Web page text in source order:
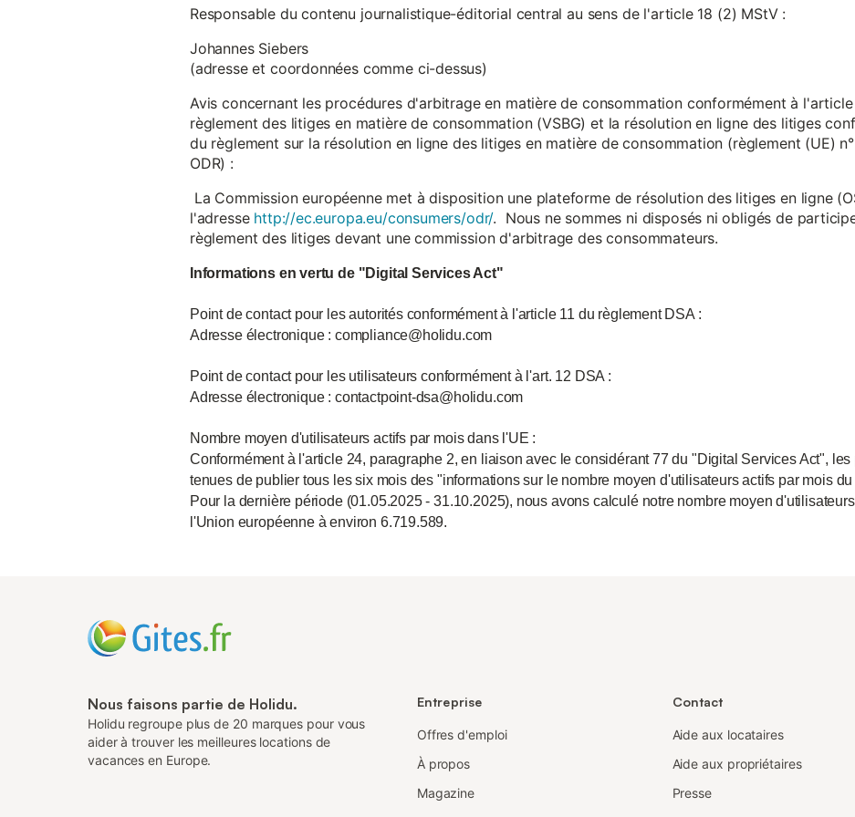
Responsable du contenu journalistique-éditorial central au sens de l'article 18 (2) MStV :
Johannes Siebers
(adresse et coordonnées comme ci-dessus)
Avis concernant les procédures d'arbitrage en matière de consommation conformément à
règlement des litiges en matière de consommation (VSBG) et la résolution en ligne des litiges
du règlement sur la résolution en ligne des litiges en matière de consommation (règlement (UE)
ODR) :
La Commission européenne met à disposition une plateforme de résolution des litiges en ligne
l'adresse http://ec.europa.eu/consumers/odr/. Nous ne sommes ni disposés ni obligés de
règlement des litiges devant une commission d'arbitrage des consommateurs.
Informations en vertu de "Digital Services Act"
Point de contact pour les autorités conformément à l'article 11 du règlement DSA :
Adresse électronique : compliance@holidu.com
Point de contact pour les utilisateurs conformément à l'art. 12 DSA :
Adresse électronique : contactpoint-dsa@holidu.com
Nombre moyen d'utilisateurs actifs par mois dans l'UE :
Conformément à l'article 24, paragraphe 2, en liaison avec le considérant 77 du "Digital Services Act",
tenues de publier tous les six mois des "informations sur le nombre moyen d'utilisateurs actifs par mois
Pour la dernière période (01.05.2025 - 31.10.2025), nous avons calculé notre nombre moyen
l'Union européenne à environ 6.719.589.
Nous faisons partie de Holidu.
Holidu regroupe plus de 20 marques pour vous
aider à trouver les meilleures locations de
vacances en Europe.
Entreprise
Offres d'emploi
À propos
Magazine
Contact
Aide aux locataires
Aide aux propriétaires
Presse